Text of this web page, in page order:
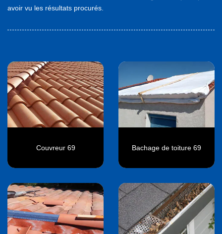
avoir vu les résultats procurés.
Couvreur 69 Bachage de toiture 69